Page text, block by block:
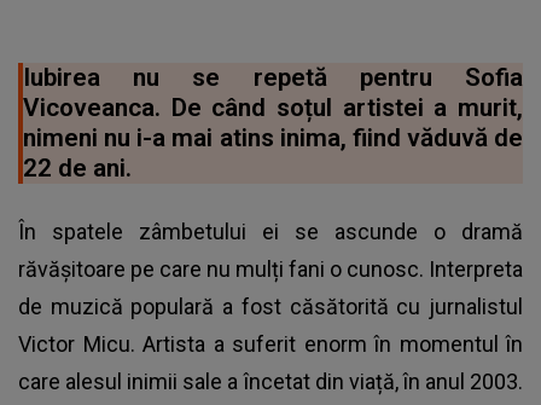
Iubirea nu se repetă pentru Sofia
Vicoveanca. De când soțul artistei a murit,
nimeni nu i-a mai atins inima, fiind văduvă de
22 de ani.
În spatele zâmbetului ei se ascunde o dramă
răvășitoare pe care nu mulți fani o cunosc. Interpreta
de muzică populară a fost căsătorită cu jurnalistul
Victor Micu. Artista a suferit enorm în momentul în
care alesul inimii sale a încetat din viață, în anul 2003.